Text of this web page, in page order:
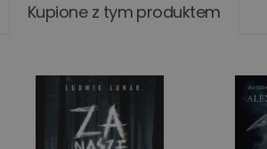
Kupione z tym produktem